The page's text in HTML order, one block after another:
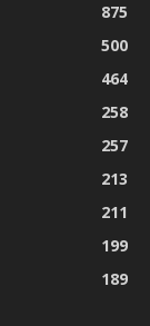
875
500
464
258
257
213
211
199
189